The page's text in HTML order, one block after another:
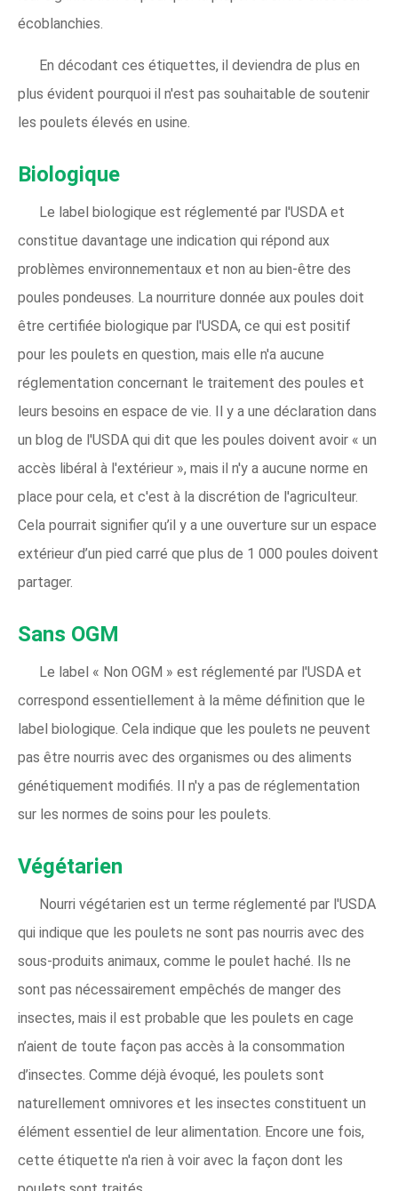
écoblanchies.
En décodant ces étiquettes, il deviendra de plus en
plus évident pourquoi il n'est pas souhaitable de soutenir
les poulets élevés en usine.
Biologique
Le label biologique est réglementé par l'USDA et
constitue davantage une indication qui répond aux
problèmes environnementaux et non au bien-être des
poules pondeuses. La nourriture donnée aux poules doit
être certifiée biologique par l'USDA, ce qui est positif
pour les poulets en question, mais elle n'a aucune
réglementation concernant le traitement des poules et
leurs besoins en espace de vie. Il y a une déclaration dans
un blog de l'USDA qui dit que les poules doivent avoir « un
accès libéral à l'extérieur », mais il n'y a aucune norme en
place pour cela, et c'est à la discrétion de l'agriculteur.
Cela pourrait signifier qu’il y a une ouverture sur un espace
extérieur d’un pied carré que plus de 1 000 poules doivent
partager.
Sans OGM
Le label « Non OGM » est réglementé par l'USDA et
correspond essentiellement à la même définition que le
label biologique. Cela indique que les poulets ne peuvent
pas être nourris avec des organismes ou des aliments
génétiquement modifiés. Il n'y a pas de réglementation
sur les normes de soins pour les poulets.
Végétarien
Nourri végétarien est un terme réglementé par l'USDA
qui indique que les poulets ne sont pas nourris avec des
sous-produits animaux, comme le poulet haché. Ils ne
sont pas nécessairement empêchés de manger des
insectes, mais il est probable que les poulets en cage
n’aient de toute façon pas accès à la consommation
d’insectes. Comme déjà évoqué, les poulets sont
naturellement omnivores et les insectes constituent un
élément essentiel de leur alimentation. Encore une fois,
cette étiquette n'a rien à voir avec la façon dont les